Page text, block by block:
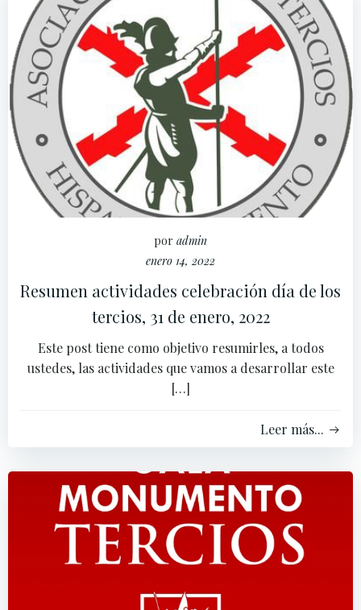
por admin
enero 14, 2022
Resumen actividades celebración día de los
tercios, 31 de enero, 2022
Este post tiene como objetivo resumirles, a todos
ustedes, las actividades que vamos a desarrollar este
[…]
Leer más...